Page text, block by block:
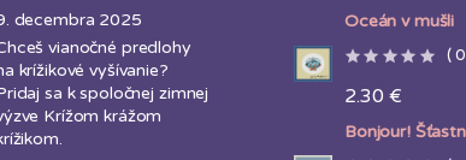
decembra 2025
vianočné predlohy
krížikové vyšívanie?
sa k spoločnej zimnej
Krížom krážom
Oceán v mušli
(0
2.30 €
Bonjour!